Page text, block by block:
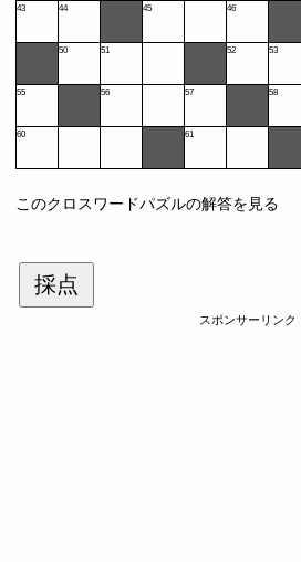
43 44 45 46
50 51 52 53
55 56 57 58
60 61
このクロスワードパズルの解答を見る
採点
スポンサーリンク